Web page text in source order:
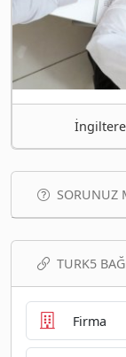
SORUNUZ
TURK5
Firma